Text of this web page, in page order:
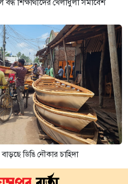
শিক্ষার্থীদের খেলাধুলা সমাবেশ
ডিঙি নৌকার চাহিদা